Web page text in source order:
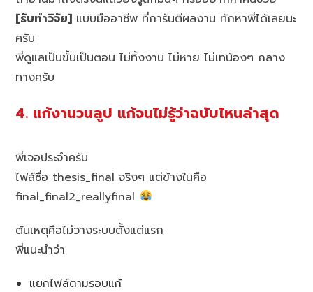
[รับทำวิจัย] แบบมืออาชีพ ที่การันตีผลงาน ทักหาพี่ได้เลยนะ
ครับ
พี่ดูแลเป็นขั้นเป็นตอน ไม่ทิ้งงาน ไม่หาย ไม่เทน้องๆ กลาง
ทางครับ
4. แก้งานวนลูป แก้จนไม่รู้ว่าฉบับไหนล่าสุด
พี่เจอประจำครับ
ไฟล์ชื่อ thesis_final จริงๆ แต่ข้างในคือ
final_final2_reallyfinal
ต้นเหตุคือไม่วางระบบตั้งแต่แรก
พี่แนะนำว่า
แยกไฟล์ตามรอบแก้